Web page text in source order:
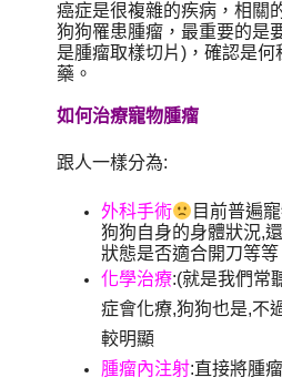
癌症是很複雜的疾病，相關
狗狗罹患腫瘤，最重要的是
是腫瘤取樣切片)，確認是
藥。
如何治療寵物腫瘤
跟人一樣分為:
外科手術
目前普遍
狗狗自身的身體狀況,
狀態是否適合開刀等等
化學治療:(就是我們常
症會化療,狗狗也是,不
較明顯
腫瘤內注射:直接將腫